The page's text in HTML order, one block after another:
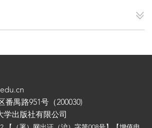
番禺路951号（200030)
学出版社有限公司